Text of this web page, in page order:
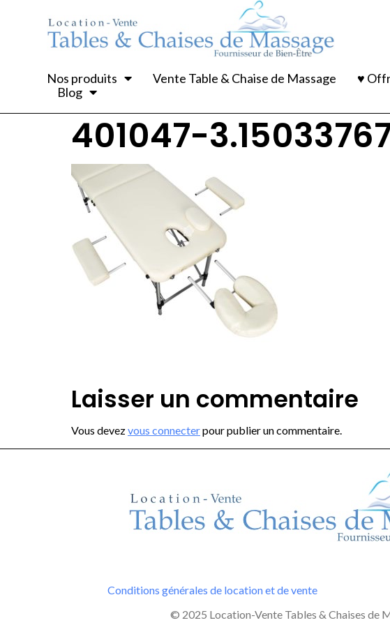
Nos produits Vente Table & Chaise de Massage ♥
Blog
401047-
Laisser un commentaire
Vous devezvous connecterpour publier un commentaire.
Conditions générales de location et de vente
© 2025 Location-Vente Tables & Chaises de